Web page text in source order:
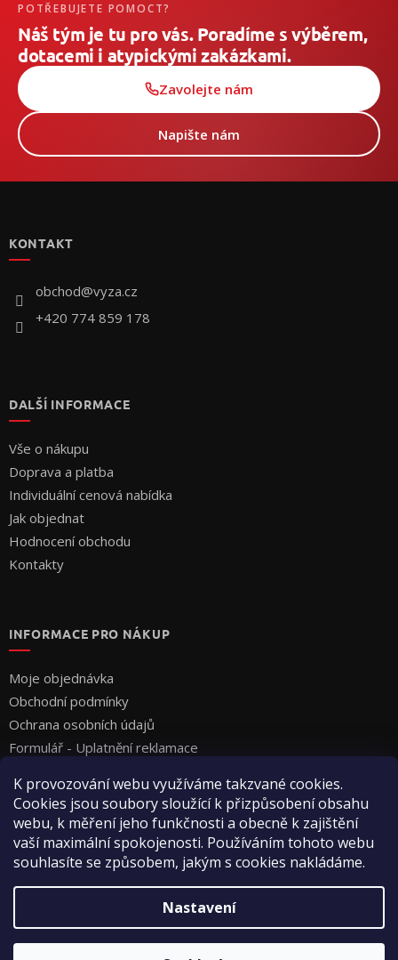
K provozování webu využíváme takzvané cookies.
Cookies jsou soubory sloužící k přizpůsobení obsahu
webu, k měření jeho funkčnosti a obecně k zajištění
vaší maximální spokojenosti. Používáním tohoto webu
souhlasíte se způsobem, jakým s cookies nakládáme.
Nastavení
POTŘEBUJETE POMOCT?
Náš tým je tu pro vás. Poradíme s výběrem,
dotacemi i atypickými zakázkami.
Zavolejte nám
Napište nám
KONTAKT
obchod@vyza.cz
+420 774 859 178
DALŠÍ INFORMACE
Vše o nákupu
Doprava a platba
Individuální cenová nabídka
Jak objednat
Hodnocení obchodu
Kontakty
INFORMACE PRO NÁKUP
Moje objednávka
Obchodní podmínky
Ochrana osobních údajů
Formulář - Uplatnění reklamace
Vytvořil Shoptet
Copyright 2026Vyza Professional s.r.o.. Všechna práva